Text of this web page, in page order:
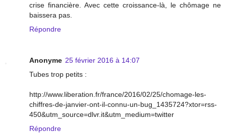
crise financière. Avec cette croissance-là, le chômage ne
baissera pas.
Répondre
Anonyme 25 février 2016 à 14:07
Tubes trop petits :
http://www.liberation.fr/france/2016/02/25/chomage-les-
chiffres-de-janvier-ont-il-connu-un-bug_1435724?xtor=rss-
450&utm_source=dlvr.it&utm_medium=twitter
Répondre